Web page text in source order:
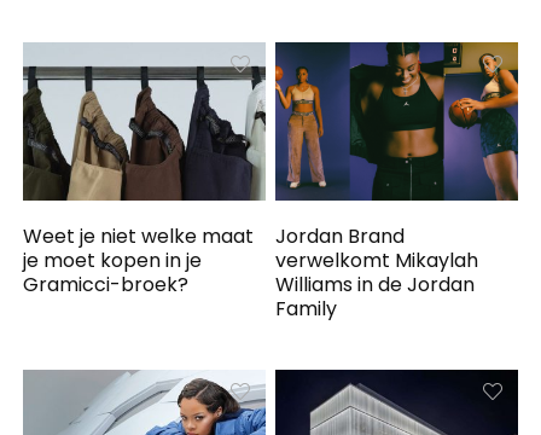
Weet je niet welke maat
je moet kopen in je
Gramicci-broek?
Jordan Brand
verwelkomt Mikaylah
Williams in de Jordan
Family